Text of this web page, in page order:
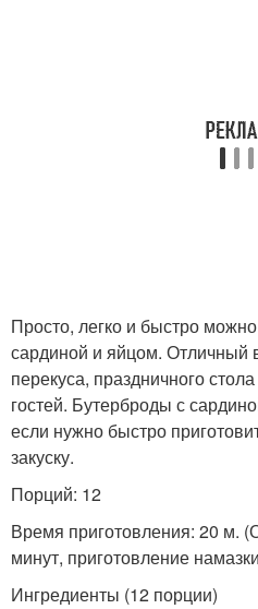
Просто, легко и быстро
сардиной и яйцом. Отличный
перекуса, праздничного
гостей. Бутерброды с
если нужно быстро
закуску.
Порций: 12
Время приготовления: 20 м.
минут, приготовление
Ингредиенты (12 порции)